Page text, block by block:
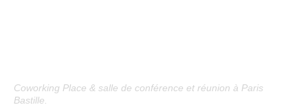
Coworking Place & salle de conférence et réunion à Paris
Bastille.